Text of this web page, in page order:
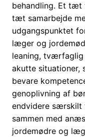
behandling. Et
tæt samarbejde
udgangspunktet
læger og
leaning,
akutte situationer,
bevare
genoplivning af
endvidere
sammen med
jordemødre og